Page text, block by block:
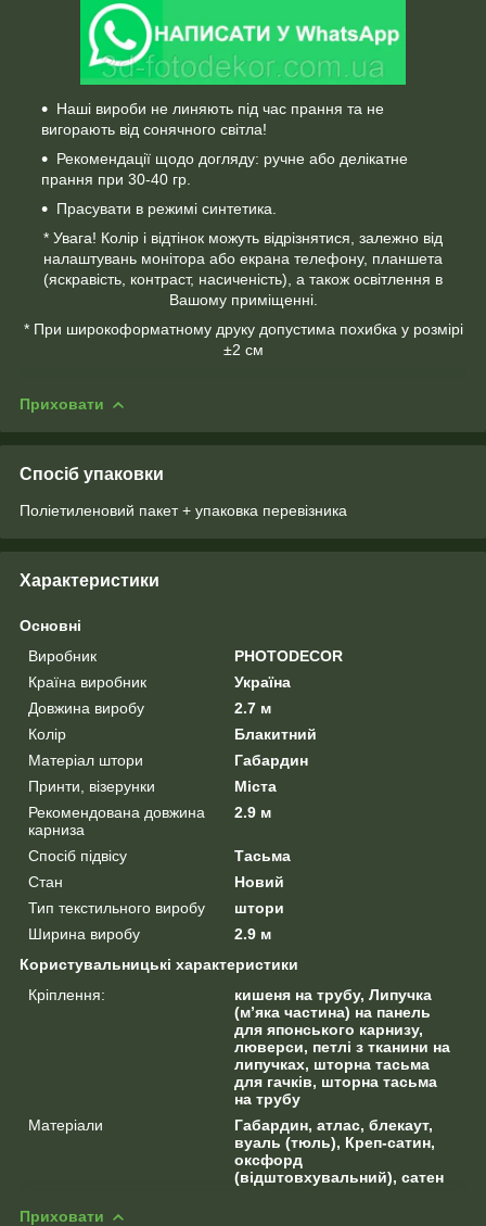
Наші вироби не линяють під час прання та не
вигорають від сонячного світла!
Рекомендації щодо догляду: ручне або делікатне
прання при 30-40 гр.
Прасувати в режимі синтетика.
* Увага! Колір і відтінок можуть відрізнятися, залежно від
налаштувань монітора або екрана телефону, планшета
(яскравість, контраст, насиченість), а також освітлення в
Вашому приміщенні.
* При широкоформатному друку допустима похибка у розмірі
±2 см
Приховати
Спосіб упаковки
Поліетиленовий пакет + упаковка перевізника
Характеристики
Основні
Виробник
PHOTODECOR
Країна виробник
Україна
Довжина виробу
2.7 м
Колір
Блакитний
Матеріал штори
Габардин
Принти, візерунки
Міста
Рекомендована довжина
карниза
2.9 м
Спосіб підвісу
Тасьма
Стан
Новий
Тип текстильного виробу
штори
Ширина виробу
2.9 м
Користувальницькі характеристики
Кріплення:
кишеня на трубу, Липучка
(м’яка частина) на панель
для японського карнизу,
люверси, петлі з тканини на
липучках, шторна тасьма
для гачків, шторна тасьма
на трубу
Матеріали
Габардин, атлас, блекаут,
вуаль (тюль), Креп-сатин,
оксфорд
(відштовхувальний), сатен
Приховати